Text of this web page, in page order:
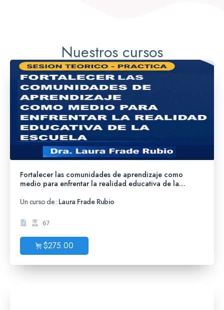
Nuestros cursos
Fortalecer las comunidades de aprendizaje como
medio para enfrentar la realidad educativa de la
Un curso de: Laura Frade Rubio
67
$275.00